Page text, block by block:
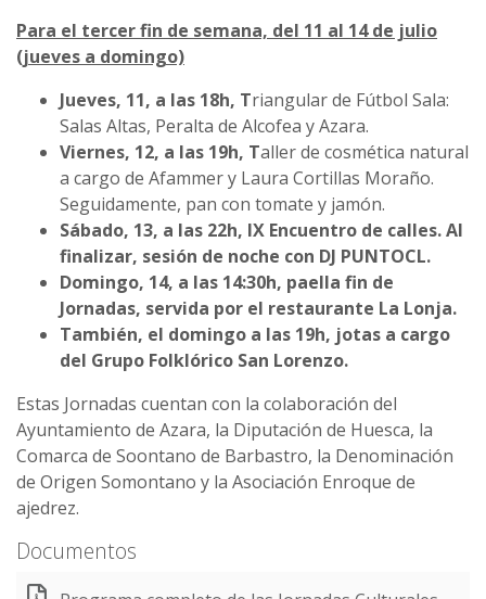
Para el tercer fin de semana, del 11 al 14 de julio
(jueves a domingo)
Jueves, 11, a las 18h, Triangular de Fútbol Sala:
Salas Altas, Peralta de Alcofea y Azara.
Viernes, 12, a las 19h, Taller de cosmética natural
a cargo de Afammer y Laura Cortillas Moraño.
Seguidamente, pan con tomate y jamón.
Sábado, 13, a las 22h, IX Encuentro de calles. Al
finalizar, sesión de noche con DJ PUNTOCL.
Domingo, 14, a las 14:30h, paella fin de
Jornadas, servida por el restaurante La Lonja.
También, el domingo a las 19h, jotas a cargo
del Grupo Folklórico San Lorenzo.
Estas Jornadas cuentan con la colaboración del
Ayuntamiento de Azara, la Diputación de Huesca, la
Comarca de Soontano de Barbastro, la Denominación
de Origen Somontano y la Asociación Enroque de
ajedrez.
Documentos